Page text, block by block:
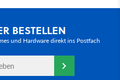
BESTELLEN
und Hardware direkt ins Postfach